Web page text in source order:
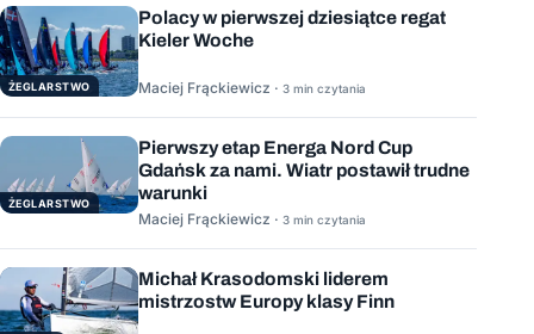
ŻEGLARSTWO
Polacy w pierwszej dziesiątce regat
Kieler Woche
Maciej Frąckiewicz · 3 min czytania
ŻEGLARSTWO
Pierwszy etap Energa Nord Cup
Gdańsk za nami. Wiatr postawił trudne
warunki
Maciej Frąckiewicz · 3 min czytania
Michał Krasodomski liderem
mistrzostw Europy klasy Finn